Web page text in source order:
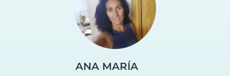
ANA MARÍA